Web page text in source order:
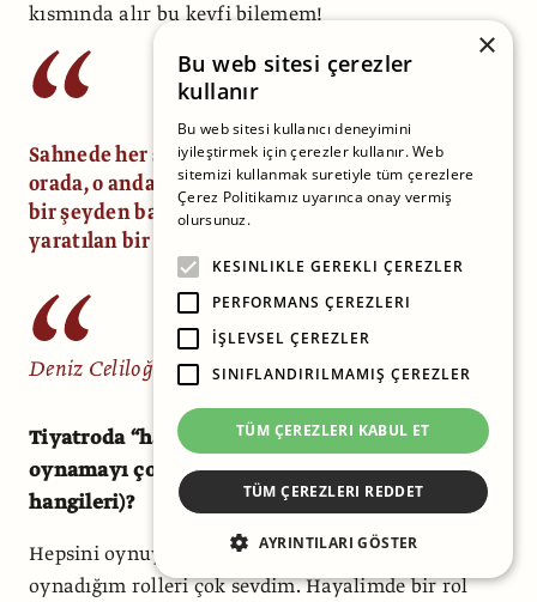
kısmında alır bu keyfi bilemem!
Sahnede her şey gerçek, seyirciden aldığınız tepki
orada, o anda gerçekleşiyor, dolayısıyla yaşayan
bir şeyden bahsediyoruz, o anda var olan
yaratılan bir şey.
Deniz Celiloğlu
Tiyatroda “hayalimdeki rolü” dediğiniz,
oynamayı çok istediğiniz rol hangisi (ya da
hangileri)?
Hepsini oynuyorum çok şükür. Kariyerim boyunca
oynadığım rolleri çok sevdim. Hayalimde bir rol
×
Bu web sitesi çerezler
kullanır
Bu web sitesi kullanıcı deneyimini
iyileştirmek için çerezler kullanır. Web
sitemizi kullanmak suretiyle tüm çerezlere
Çerez Politikamız uyarınca onay vermiş
olursunuz.
KESINLIKLE GEREKLI ÇEREZLER
PERFORMANS ÇEREZLERI
İŞLEVSEL ÇEREZLER
SINIFLANDIRILMAMIŞ ÇEREZLER
TÜM ÇEREZLERI KABUL ET
TÜM ÇEREZLERI REDDET
AYRINTILARI GÖSTER